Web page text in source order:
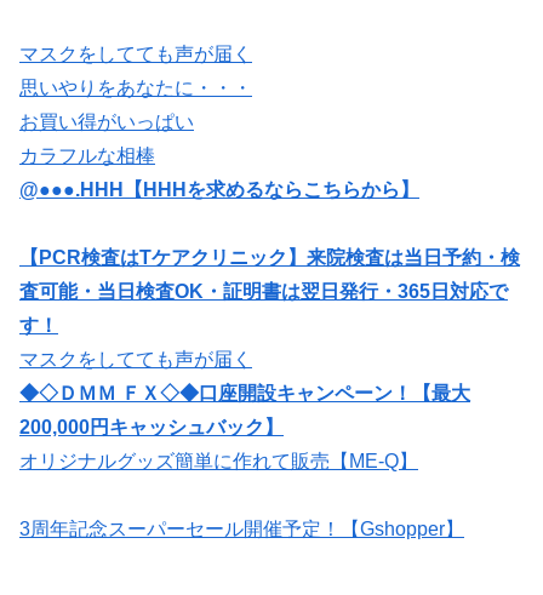
マスクをしてても声が届く
思いやりをあなたに・・・
お買い得がいっぱい
カラフルな相棒
@●●●.HHH【HHHを求めるならこちらから】
【PCR検査はTケアクリニック】来院検査は当日予約・検
査可能・当日検査OK・証明書は翌日発行・365日対応で
す！
マスクをしてても声が届く
◆◇ＤＭＭ ＦＸ◇◆口座開設キャンペーン！【最大
200,000円キャッシュバック】
オリジナルグッズ簡単に作れて販売【ME-Q】
3周年記念スーパーセール開催予定！【Gshopper】